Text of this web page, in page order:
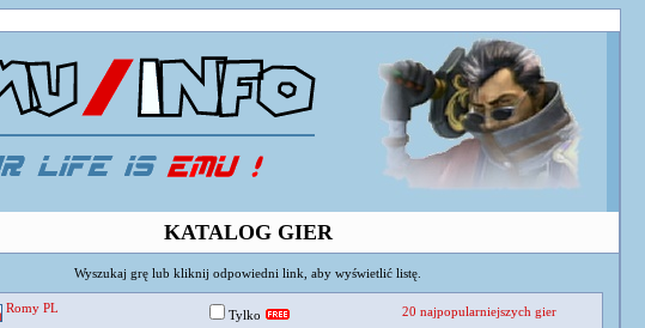
KATALOG GIER
Wyszukaj grę lub kliknij odpowiedni link, aby wyświetlić listę.
Romy PL Tylko 20 najpopularniejszych gier